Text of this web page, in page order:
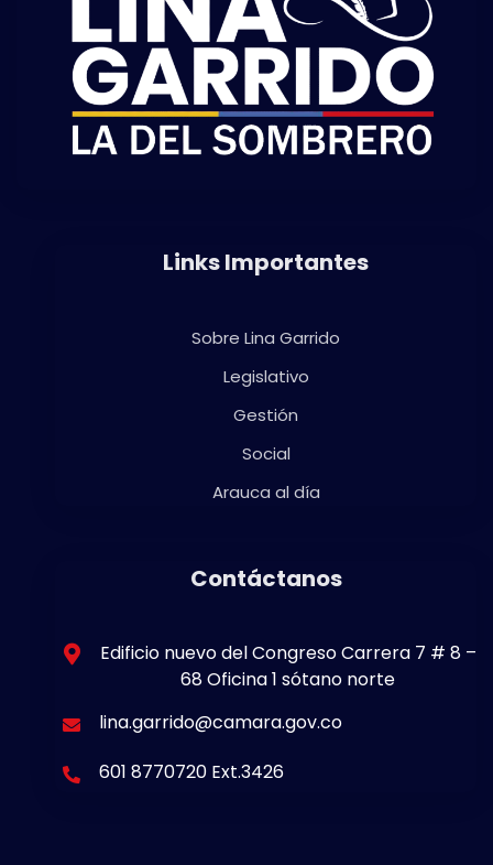
Links Importantes
Sobre Lina Garrido
Legislativo
Gestión
Social
Arauca al día
Contáctanos
Edificio nuevo del Congreso Carrera 7 # 8 –
68 Oficina 1 sótano norte
lina.garrido@camara.gov.co
601 8770720 Ext.3426